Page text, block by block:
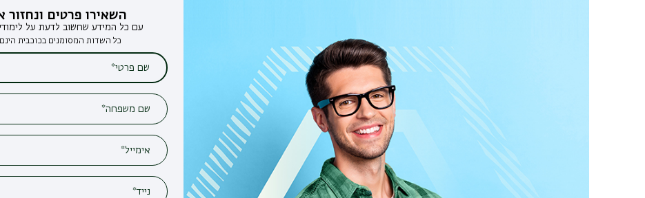
השאירו פרטים ונחזור אליכם
עם כל המידע שחשוב לדעת על לימודים בבר-אילן
כל השדות המסומנים בכוכבית הינם חובה*